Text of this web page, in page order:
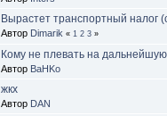
Вырастет транспортный налог
Автор Dimarik « 1 2 3 »
Кому не плевать на
Автор BaHKo
жкх
Автор DAN